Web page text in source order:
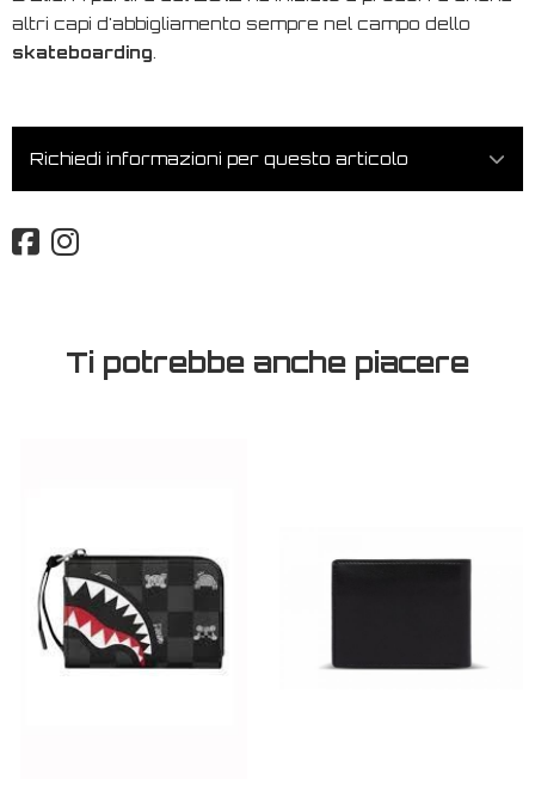
altri capi d'abbigliamento sempre nel campo dello
skateboarding.
Richiedi informazioni per questo articolo
Ti potrebbe anche piacere